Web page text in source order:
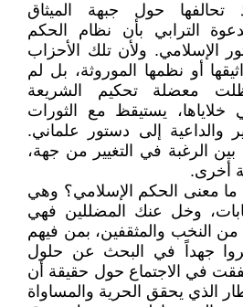
تحالفها حول جبهة الميثاق
الترابي بأن نظام الحكم
الإسلامي. ولأن تلك الأحزاب
أو نظمها الموروثة، بل لم
ظلت معضلة تحكيم الشريعة
خلاياها، يستيقظ مع الثورات
والداعية إلى دستور علماني.
الرغبة في التغيير من جهة،
أخرى.
معنى الحكم الإسلامي؟ وهي
وخل عنك المضللين فهي
النخب والمثقفين، بمن فيهم
جهداً في البحث عن حلول
في الاجتماع حول حقيقة أن
الذي يحقق الحرية والمساواة